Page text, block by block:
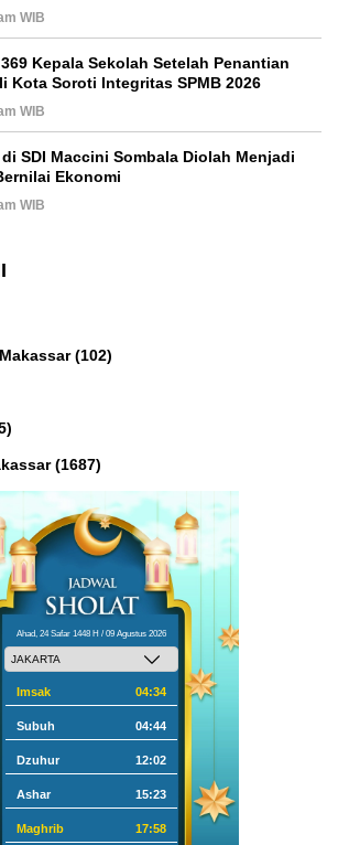
WIB
Kepala Sekolah Setelah Penantian
Kota Soroti Integritas SPMB 2026
WIB
SDI Maccini Sombala Diolah Menjadi
Ekonomi
WIB
(102)
(1687)
Ahad, 24 Safar 1448 H / 09 Agustus 2026
Imsak 04:34
Subuh 04:44
Dzuhur 12:02
Ashar 15:23
Maghrib 17:58